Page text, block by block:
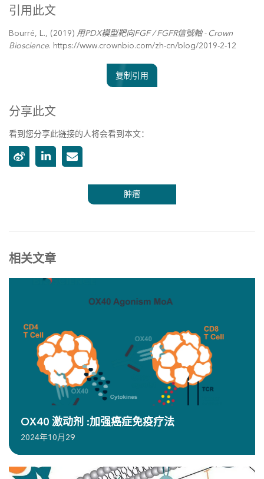
引用此文
Bourré, L., (2019) 用PDX模型靶向FGF / FGFR信號軸 - Crown
Bioscience. https://www.crownbio.com/zh-cn/blog/2019-2-12
复制引用
分享此文
看到您分享此链接的人将会看到本文：
肿瘤
相关文章
OX40 激动剂 :加强癌症免疫疗法
2024年10月29